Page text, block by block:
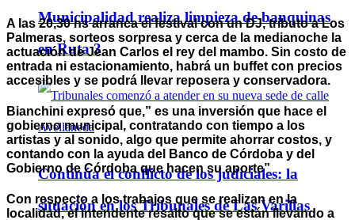
Municipalidad realiza limpieza de banquinas
en Ruta 3
Continúa el conflicto de los judiciales: la
situación en los Tribunales de Las Varillas
A las 20,30 hs arranca el festival con un DJ, tributo a Los
Palmeras, sorteos sorpresa y cerca de la medianoche la
actuación de Jean Carlos el rey del mambo. Sin costo de
entrada ni estacionamiento, habrá un buffet con precios
accesibles y se podrá llevar reposera y conservadora.
Bianchini expresó que,” es una inversión que hace el
gobierno municipal, contratando con tiempo a los
artistas y al sonido, algo que permite ahorrar costos, y
contando con la ayuda del Banco de Córdoba y del
Gobierno de Córdoba que hacen su aporte”
Con respecto a los trabajos que se realizan en la
localidad, el intendente resalto que se están llevando a